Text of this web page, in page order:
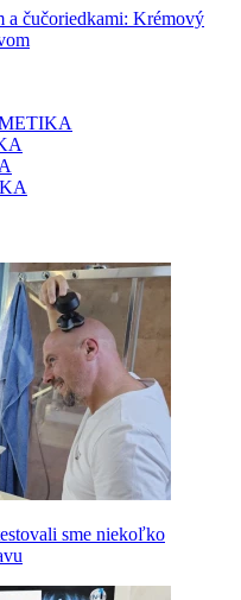
a čučoriedkami: Krémový
sme niekoľko